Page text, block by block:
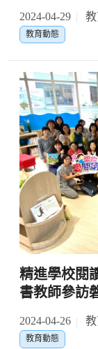
2024-04-29
教育動態
精進學校閱
書教師參訪
2024-04-26
教育動態